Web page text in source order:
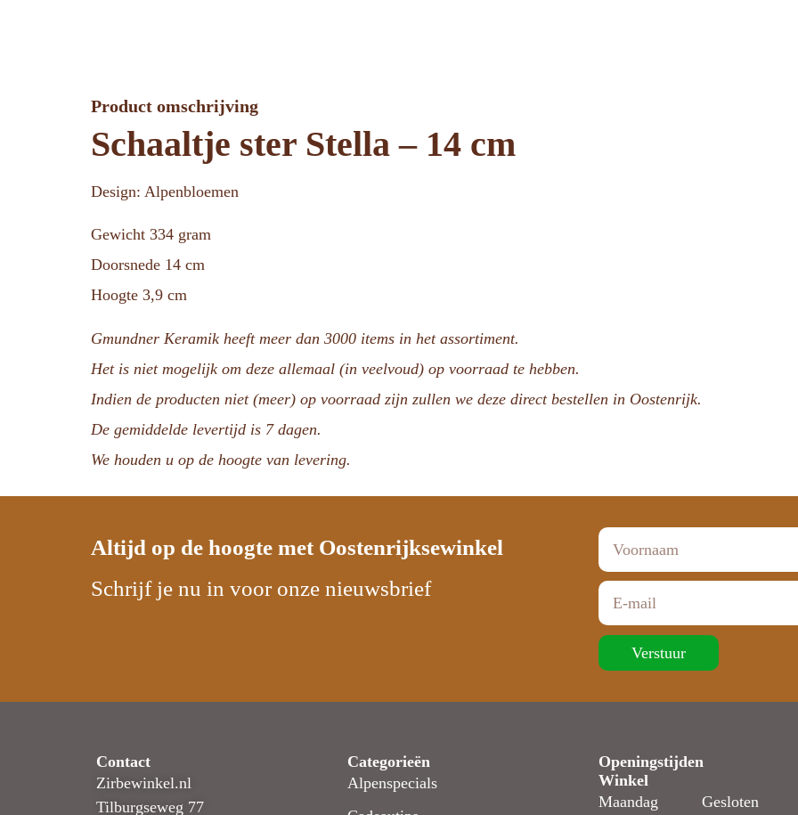
Product omschrijving
Schaaltje ster Stella – 14 cm
Design: Alpenbloemen
Gewicht 334 gram
Doorsnede 14 cm
Hoogte 3,9 cm
Gmundner Keramik heeft meer dan 3000 items in het assortiment.
Het is niet mogelijk om deze allemaal (in veelvoud) op voorraad te hebben.
Indien de producten niet (meer) op voorraad zijn zullen we deze direct bestellen in Oostenrijk.
De gemiddelde levertijd is 7 dagen.
We houden u op de hoogte van levering.
Altijd op de hoogte met Oostenrijksewinkel
Schrijf je nu in voor onze nieuwsbrief
Verstuur
Contact
Zirbewinkel.nl
Tilburgseweg 77
Categorieën
Alpenspecials
Openingstijden
Winkel
Maandag
Gesloten